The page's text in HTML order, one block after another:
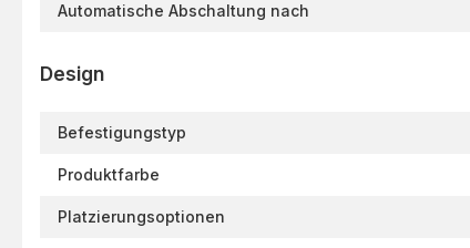
Automatische Abschaltung nach
Design
Befestigungstyp
Produktfarbe
Platzierungsoptionen